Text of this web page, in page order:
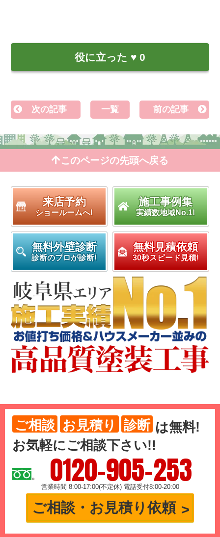
役に立った ♥ 0
次の記事 一覧 前の記事
このページの先頭へ戻る
来店予約
ショールームへ!
施工事例集
実績数地域No.1!
無料外壁診断
診断のプロが診断!
無料見積依頼
30秒スピード見積!
ご相談 お見積り 診断 は無料!
お気軽にご相談下さい!!
0120-905-253
営業時間 8:00-17:00(不定休) 電話受付8:00-20:00
ご相談・お見積り依頼